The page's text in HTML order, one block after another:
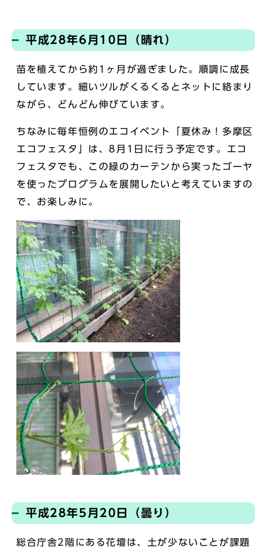
平成28年6月10日（晴れ）
苗を植えてから約1ヶ月が過ぎました。順調に成長
しています。細いツルがくるくるとネットに絡まり
ながら、どんどん伸びています。
ちなみに毎年恒例のエコイベント「夏休み！多摩区
エコフェスタ」は、8月1日に行う予定です。エコ
フェスタでも、この緑のカーテンから実ったゴーヤ
を使ったプログラムを展開したいと考えていますの
で、お楽しみに。
平成28年5月20日（曇り）
総合庁舎2階にある花壇は、土が少ないことが課題